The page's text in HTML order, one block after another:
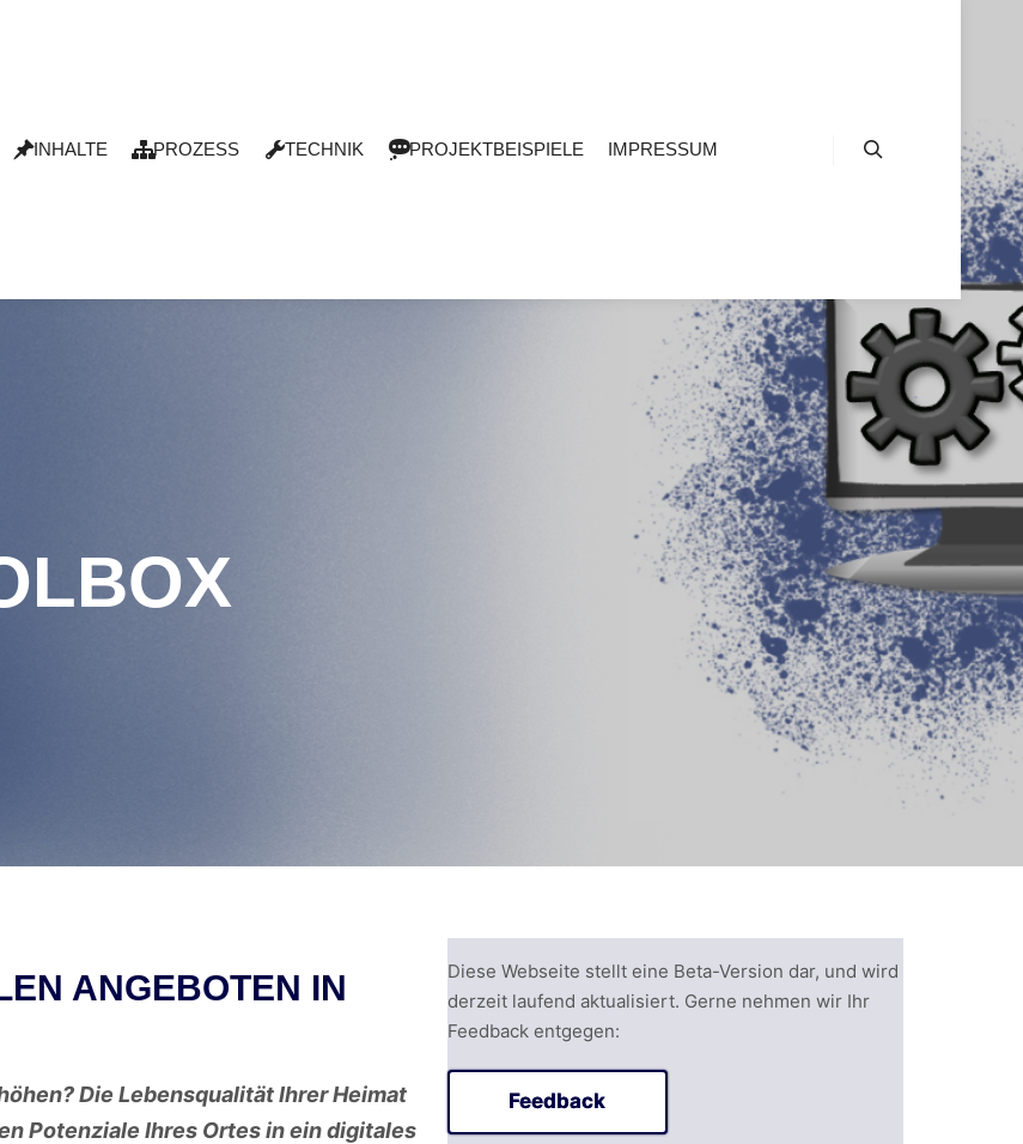
INHALTE PROZESS TECHNIK PROJEKTBEISPIELE IMPRESSUM
ANGEBOTEN IN
Die Lebensqualität Ihrer Heimat
Potenziale Ihres Ortes in ein digitales
Diese Webseite stellt eine Beta-Version dar, und wird
derzeit laufend aktualisiert. Gerne nehmen wir Ihr
Feedback entgegen:
Feedback